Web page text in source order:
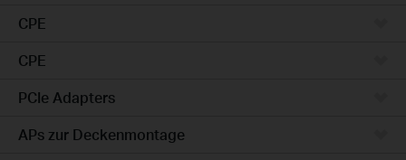
CPE
CPE
PCIe Adapters
APs zur Deckenmontage